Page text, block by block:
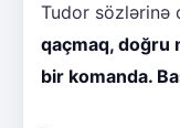
Tudor sözlərinə
qaçmaq, doğru
bir komanda.